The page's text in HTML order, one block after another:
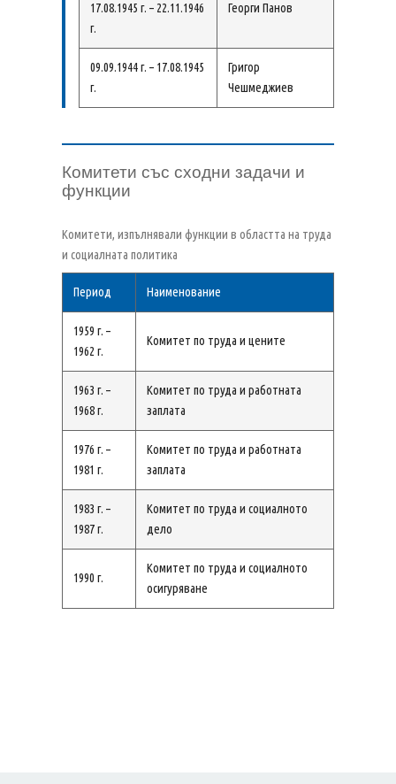
17.08.1945 г. – 22.11.1946
г.
Георги Панов
09.09.1944 г. – 17.08.1945
г.
Григор
Чешмеджиев
Комитети със сходни задачи и
функции
Комитети, изпълнявали функции в областта на труда
и социалната политика
Период Наименование
1959 г. –
1962 г.
Комитет по труда и цените
1963 г. –
1968 г.
Комитет по труда и работната
заплата
1976 г. –
1981 г.
Комитет по труда и работната
заплата
1983 г. –
1987 г.
Комитет по труда и социалното
дело
1990 г.
Комитет по труда и социалното
осигуряване